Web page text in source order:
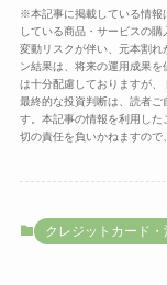
※本記事に掲載している情報
している商品・サービスの
変動リスクが伴い、元本割れ
ン結果は、将来の運用成果
は十分配慮しておりますが、
最終的な投資判断は、読者ご
す。本記事の情報を利用し
切の責任を負いかねますので
クレジットカード・